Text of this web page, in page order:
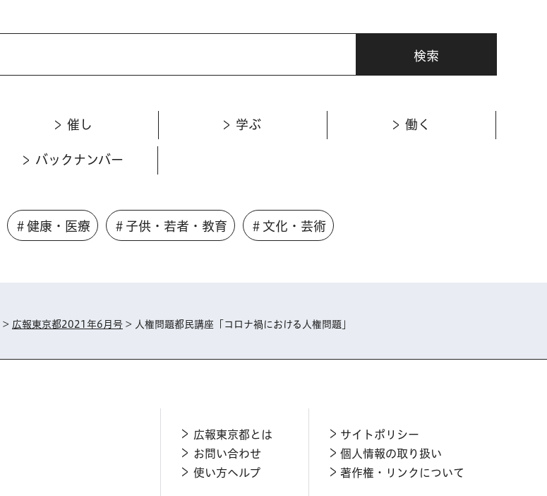
催し 学ぶ 働く
バックナンバー
＃健康・医療 ＃子供・若者・教育 ＃文化・芸術
> 広報東京都2021年6月号 > 人権問題都民講座「コロナ禍における人権問題」
広報東京都とは
お問い合わせ
使い方ヘルプ
サイトポリシー
個人情報の取り扱い
著作権・リンクについて